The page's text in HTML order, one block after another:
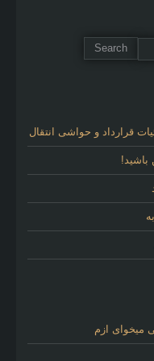
قرارداد و حواشی انتقال
باشید!
میخوای ازم